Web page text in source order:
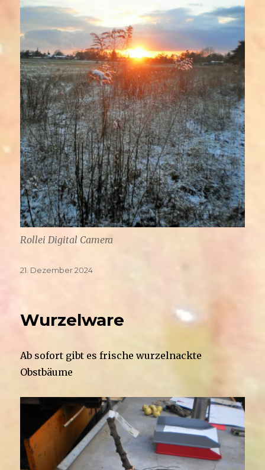
Rollei Digital Camera
Veröffentlicht
21. Dezember 2024
Wurzelware
Ab sofort gibt es frische wurzelnackte
Obstbäume